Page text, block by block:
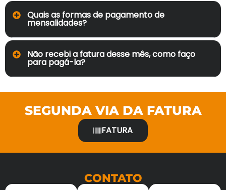
Quais as formas de pagamento de
mensalidades?
Não recebi a fatura desse mês, como faço
para pagá-la?
SEGUNDA VIA DA FATURA
FATURA
CONTATO